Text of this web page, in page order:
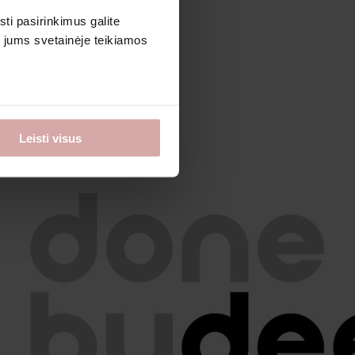
pasirinkimus galite
svetainėje teikiamos
Leisti visus